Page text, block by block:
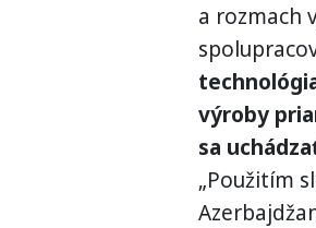
a rozmach
výroby
sa
„Použitím